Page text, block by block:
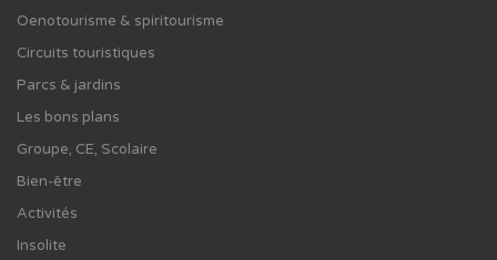
Oenotourisme & spiritourisme
Circuits touristiques
Parcs & jardins
Les bons plans
Groupe, CE, Scolaire
Bien-être
Activités
Insolite